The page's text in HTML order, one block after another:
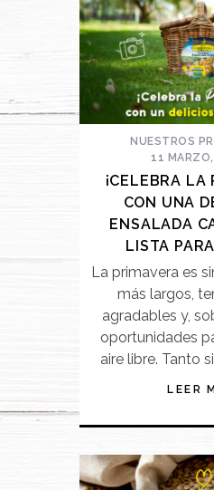
NUESTROS
11
¡CELEBRA LA
CON UNA
ENSALADA
LISTA
La primavera es
más largos,
agradables y,
oportunidades
aire libre. Tanto
LEER